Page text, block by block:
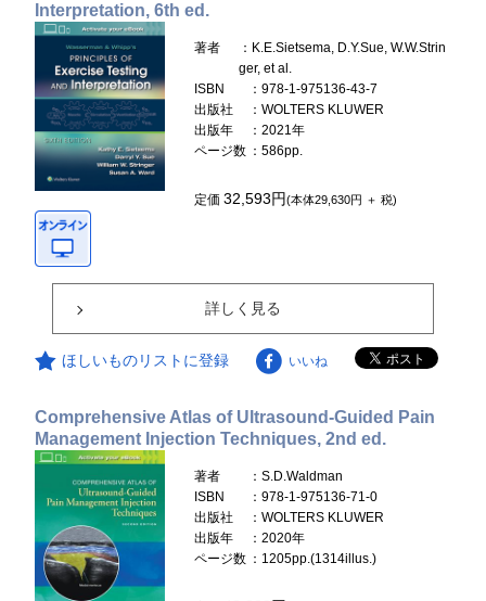
Interpretation, 6th ed.
著者
：K.E.Sietsema, D.Y.Sue, W.W.Strin
ger, et al.
ISBN
：978-1-975136-43-7
出版社
：WOLTERS KLUWER
出版年
：2021年
ページ数 ：586pp.
定価32,593円(本体29,630円 ＋ 税)
詳しく見る
ほしいものリストに登録 いいね
Comprehensive Atlas of Ultrasound-Guided Pain
Management Injection Techniques, 2nd ed.
著者
：S.D.Waldman
ISBN
：978-1-975136-71-0
出版社
：WOLTERS KLUWER
出版年
：2020年
ページ数 ：1205pp.(1314illus.)